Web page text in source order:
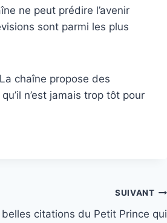
ne peut prédire l’avenir
sont parmi les plus
chaîne propose des
n’est jamais trop tôt pour
SUIVANT
citations du Petit Prince qui